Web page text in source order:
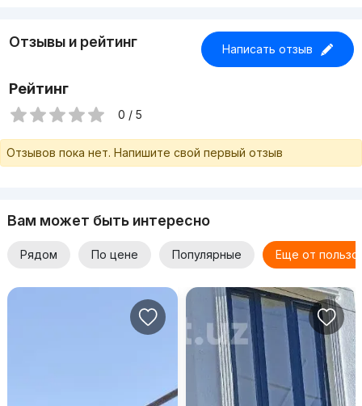
Отзывы и рейтинг Написать отзыв
Рейтинг
0 / 5
Отзывов пока нет. Напишите свой первый отзыв
Вам может быть интересно
Рядом По цене Популярные Еще от